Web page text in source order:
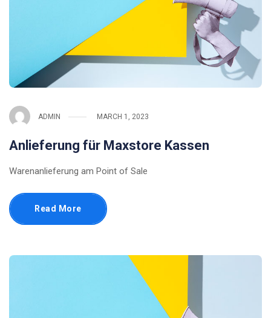
ADMIN MARCH 1, 2023
Anlieferung für Maxstore Kassen
Warenanlieferung am Point of Sale
Read More